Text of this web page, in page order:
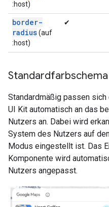
:host)
border-
radius(auf
:host)
✔
Standardfarbschema
Standardmäßig passen
UI Kit automatisch an das
Nutzers an. Dabei wird
System des Nutzers auf
Modus eingestellt ist. Das
Komponente wird
Nutzers angepasst.